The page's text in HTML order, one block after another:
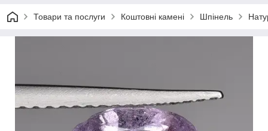
Товари та послуги Коштовні камені Шпінель